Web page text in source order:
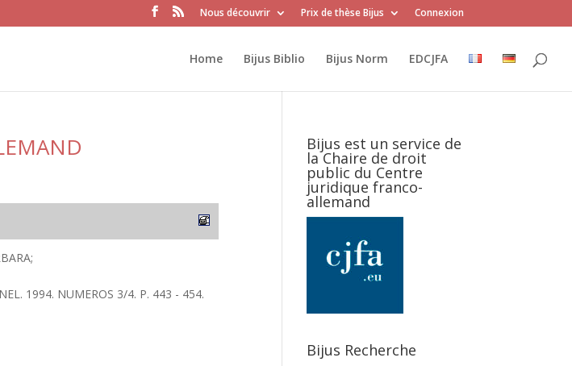
Nous découvrir Prix de thèse Bijus Connexion
Home Bijus Biblio Bijus Norm EDCJFA
1994. NUMEROS 3/4. P. 443 - 454.
Bijus est un service de
la Chaire de droit
public du Centre
juridique franco-
allemand
Bijus Recherche